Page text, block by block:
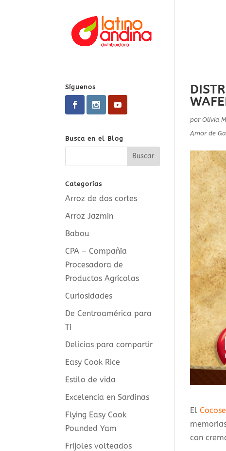
porOlivia
Amor de
El
con
Síguenos
Busca en el Blog
Categorías
Arroz de dos cortes
Arroz Jazmin
Babou
CPA – Compañía
Procesadora de
Productos Agrícolas
Curiosidades
De Centroamérica para
Ti
Delicias para compartir
Easy Cook Rice
Estilo de vida
Excelencia en Sardinas
Flying Easy Cook
Pounded Yam
Frijoles volteados